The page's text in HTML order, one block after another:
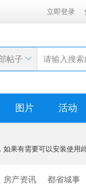
立即登录
帖子
图片 活动
如果有需要可以安装使用
房产资讯
都省城事